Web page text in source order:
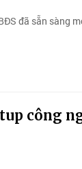
đã sẵn sàng
công